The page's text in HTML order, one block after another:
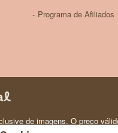
Programa de Afiliados
de imagens. O preço